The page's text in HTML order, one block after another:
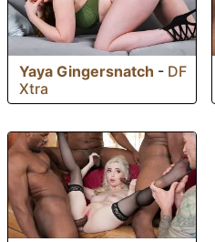
Yaya Gingersnatch - DF
Xtra